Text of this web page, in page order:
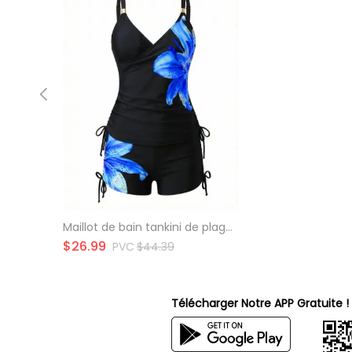
Maillot de bain tankini de plage à imprimé floral Lily, shorty resserré, maillot de bain de vacances
$26.99 PVC $44.39
Télécharger Notre APP Gratuite !